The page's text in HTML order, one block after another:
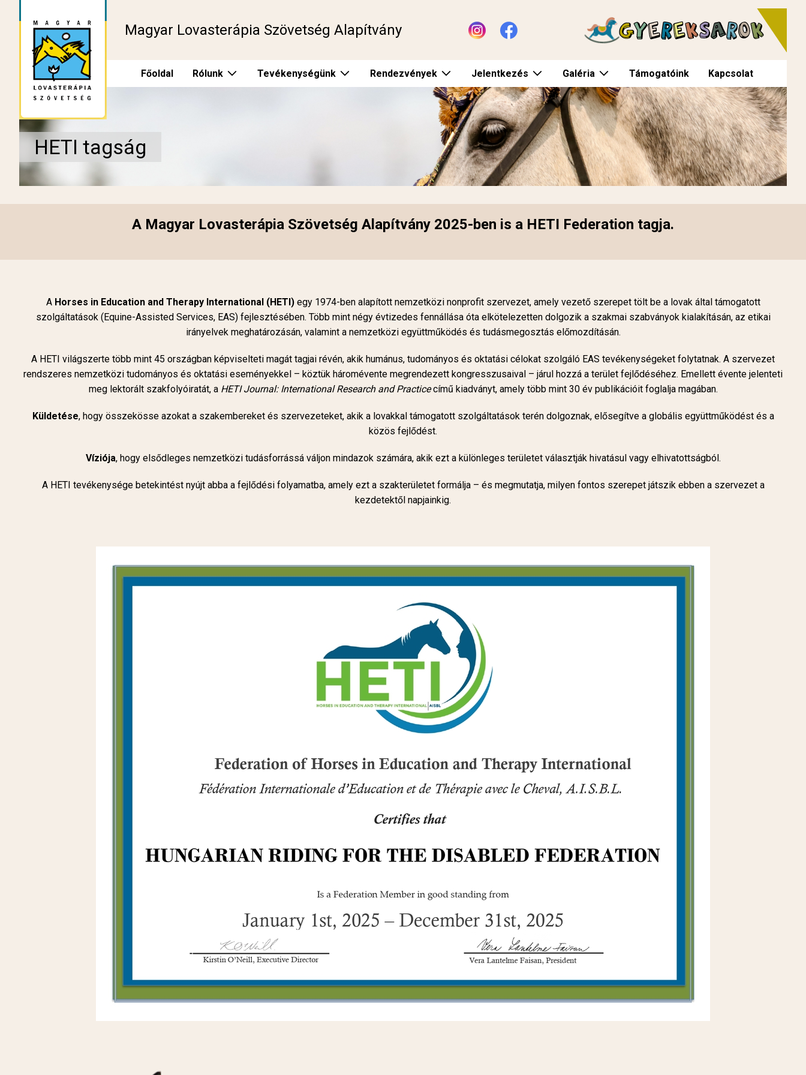
Magyar Lovasterápia Szövetség Alapítvány
Főoldal Rólunk Tevékenységünk Rendezvények Jelentkezés Galéria Támogatóink Kapcsolat
HETI tagság
A Magyar Lovasterápia Szövetség Alapítvány 2025-ben is a HETI Federation tagja.
A Horses in Education and Therapy International (HETI)egy 1974-ben alapított nemzetközi nonprofit szervezet, amely vezető szerepet tölt be a lovak által támogatott
szolgáltatások (Equine-Assisted Services, EAS) fejlesztésében. Több mint négy évtizedes fennállása óta elkötelezetten dolgozik a szakmai szabványok kialakításán, az etikai
irányelvek meghatározásán, valamint a nemzetközi együttműködés és tudásmegosztás előmozdításán.
A HETI világszerte több mint 45 országban képviselteti magát tagjai révén, akik humánus, tudományos és oktatási célokat szolgáló EAS tevékenységeket folytatnak. A szervezet
rendszeres nemzetközi tudományos és oktatási eseményekkel – köztük háromévente megrendezett kongresszusaival – járul hozzá a terület fejlődéséhez. Emellett évente jelenteti
meg lektorált szakfolyóiratát, a HETI Journal: International Research and Practicecímű kiadványt, amely több mint 30 év publikációit foglalja magában.
Küldetése, hogy összekösse azokat a szakembereket és szervezeteket, akik a lovakkal támogatott szolgáltatások terén dolgoznak, elősegítve a globális együttműködést és a
közös fejlődést.
Víziója, hogy elsődleges nemzetközi tudásforrássá váljon mindazok számára, akik ezt a különleges területet választják hivatásul vagy elhivatottságból.
A HETI tevékenysége betekintést nyújt abba a fejlődési folyamatba, amely ezt a szakterületet formálja – és megmutatja, milyen fontos szerepet játszik ebben a szervezet a
kezdetektől napjainkig.